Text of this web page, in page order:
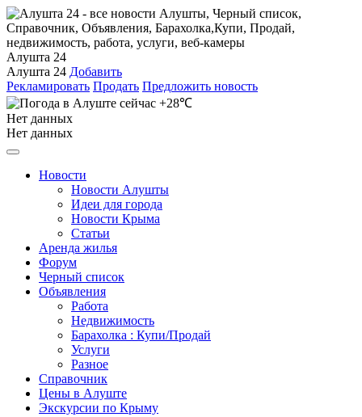
Алушта 24
Алушта 24 Добавить
Рекламировать Продать Предложить новость
+28℃
Нет данных
Нет данных
Новости
Новости Алушты
Идеи для города
Новости Крыма
Статьи
Аренда жилья
Форум
Черный список
Объявления
Работа
Недвижимость
Барахолка : Купи/Продай
Услуги
Разное
Справочник
Цены в Алуште
Экскурсии по Крыму